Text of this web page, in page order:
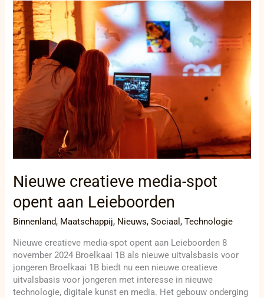
Nieuwe creatieve media-spot
opent aan Leieboorden
Binnenland, Maatschappij, Nieuws,Sociaal,Technologie
Nieuwe creatieve media-spot opent aan Leieboorden 8
november 2024 Broelkaai 1B als nieuwe uitvalsbasis voor
jongeren Broelkaai 1B biedt nu een nieuwe creatieve
uitvalsbasis voor jongeren met interesse in nieuwe
technologie, digitale kunst en media. Het gebouw onderging
Nieuwe
creatieve
media-
spot
opent
aan
Leieboorden